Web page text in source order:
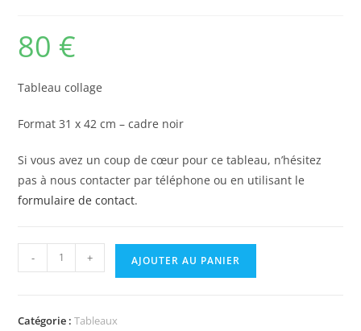
80 €
Tableau collage
Format 31 x 42 cm – cadre noir
Si vous avez un coup de cœur pour ce tableau, n’hésitez
pas à nous contacter par téléphone ou en utilisant le
formulaire de contact.
- + AJOUTER AU PANIER
Catégorie :Tableaux